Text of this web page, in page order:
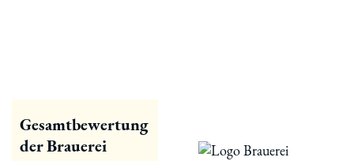
Gesamtbewertung
der Brauerei